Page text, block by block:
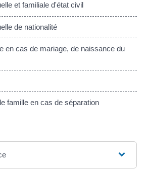
et familiale d'état civil
de nationalité
en cas de mariage, de naissance du
famille en cas de séparation